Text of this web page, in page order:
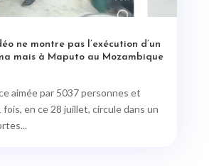
ne montre pas l’exécution d’un
mais à Maputo au Mozambique
aimée par 5037 personnes et
en ce 28 juillet, circule dans un